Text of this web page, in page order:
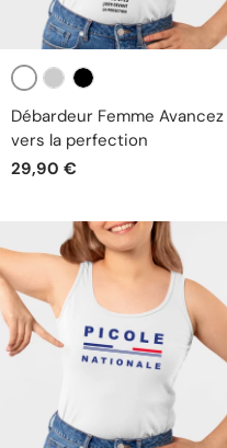
Blanc
Débardeur Femme Avancez
vers la perfection
29,90 €